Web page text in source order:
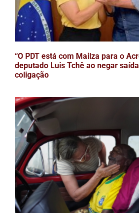
“O PDT está com Mailza para o
deputado Luis Tchê ao negar
coligação